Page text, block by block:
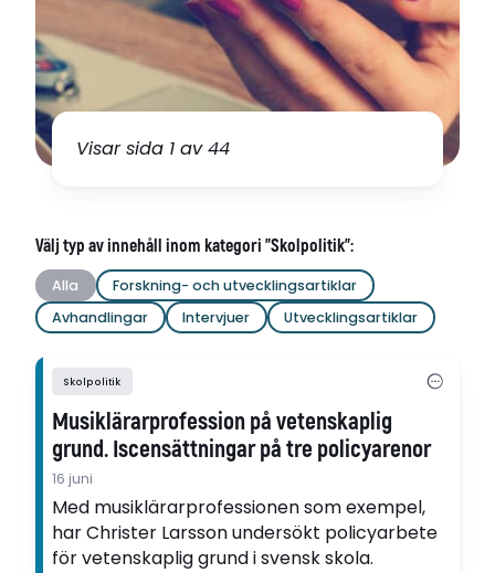
Visar sida 1 av 44
Välj typ av innehåll inom kategori "Skolpolitik":
Alla
Forskning- och utvecklingsartiklar
Avhandlingar
Intervjuer Utvecklingsartiklar
Skolpolitik
Musiklärarprofession på vetenskaplig
grund. Iscensättningar på tre policyarenor
16 juni
Med musiklärarprofessionen som exempel,
har Christer Larsson undersökt policyarbete
för vetenskaplig grund i svensk skola.